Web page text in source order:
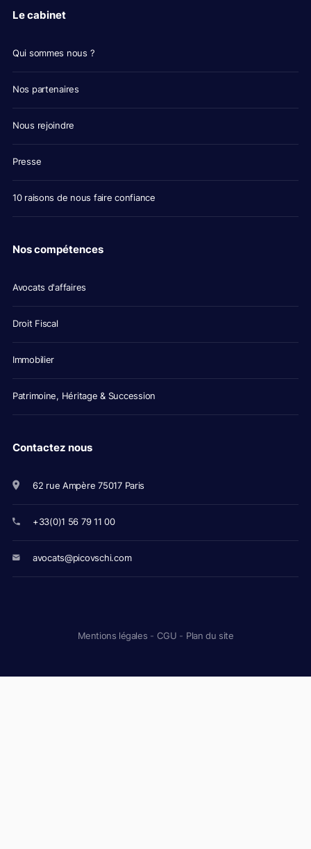
Le cabinet
Qui sommes nous ?
Nos partenaires
Nous rejoindre
Presse
10 raisons de nous faire confiance
Nos compétences
Avocats d'affaires
Droit Fiscal
Immobilier
Patrimoine, Héritage & Succession
Contactez nous
62 rue Ampère 75017 Paris
+33(0)1 56 79 11 00
avocats@picovschi.com
Mentions légales -CGU - Plan du site